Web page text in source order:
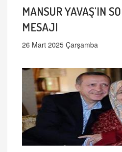
MANSUR YAVAŞ'IN
MESAJI
26 Mart 2025 Çarşamba